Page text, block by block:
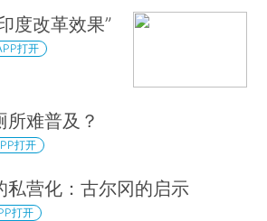
度改革效果”
打开
所难普及？
打开
私营化：古尔冈的启示
打开